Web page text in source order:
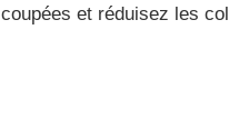
et réduisez les